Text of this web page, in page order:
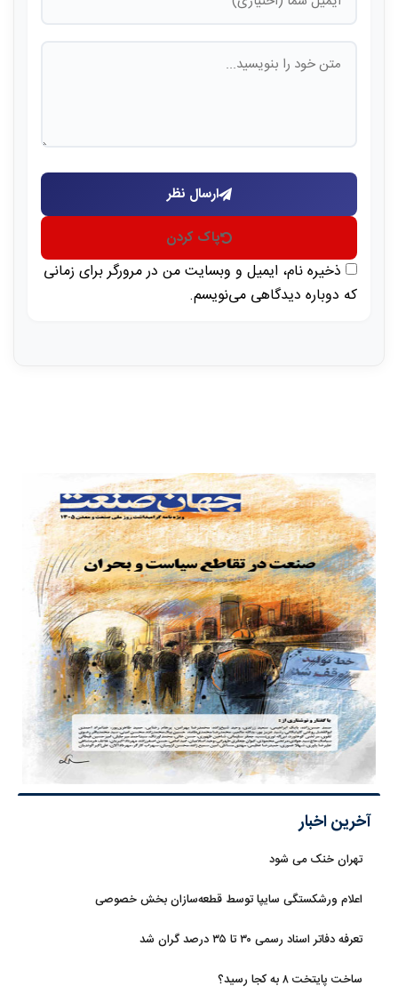
ارسال نظر
پاک کردن
ذخیره نام، ایمیل و وبسایت من در مرورگر برای زمانی
که دوباره دیدگاهی می‌نویسم.
آخرین اخبار
تهران خنک می شود
اعلام ورشکستگی سایپا توسط قطعه‌سازان بخش خصوصی
تعرفه دفاتر اسناد رسمی ۳۰ تا ۳۵ درصد گران شد
ساخت پایتخت ۸ به کجا رسید؟